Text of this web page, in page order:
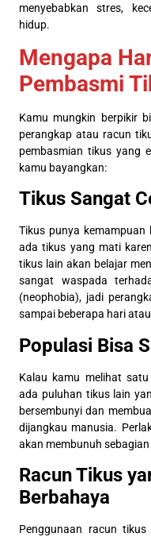
menyebabkan stres,
hidup.
Mengapa
Pembasmi
Kamu mungkin berpikir
perangkap atau racun
pembasmian tikus yang
kamu bayangkan:
Tikus Sangat
Tikus punya
ada tikus yang mati
tikus lain akan belajar
sangat waspada
(neophobia), jadi
sampai beberapa hari
Populasi Bisa
Kalau kamu melihat
ada puluhan tikus lain
bersembunyi dan
dijangkau manusia.
akan membunuh
Racun Tikus
Berbahaya
Penggunaan racun